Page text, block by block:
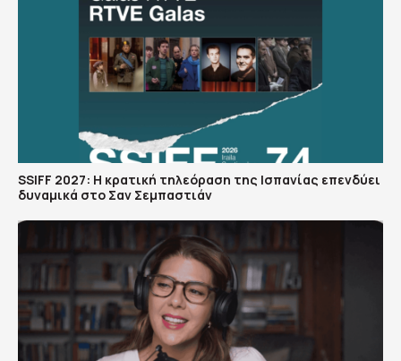
SSIFF 2027: Η κρατική τηλεόραση της Ισπανίας επενδύει
δυναμικά στο Σαν Σεμπαστιάν